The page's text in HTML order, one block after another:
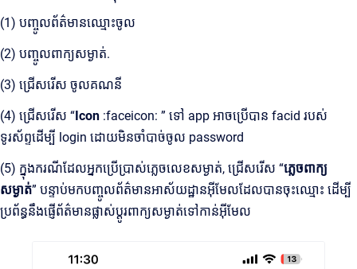
(1) បញ្ចូលព័ត៌មានឈ្មោះចូល
(2) បញ្ចូលពាក្យសម្ងាត់.
(3) ជ្រើសរើស ចូលគណនី
(4) ជ្រើសរើស “Icon :faceicon: ” ទៅ app អាចប្រើបាន facid របស់
ទូរស័ព្ទដើម្បី login ដោយមិនចាំបាច់ចូល password
(5) ក្នុងករណីដែលអ្នកប្រើប្រាស់ភ្លេចលេខសម្ងាត់, ជ្រើសរើស “ភ្លេចពាក្យ
សម្ងាត់” បន្ទាប់មកបញ្ចូលព័ត៌មានអាស័យដ្ឋានអ៊ីមែលដែលបានចុះឈ្មោះ ដើម្បី
ប្រព័ន្ធនឹងផ្ញើព័ត៌មានផ្លាស់ប្តូរពាក្យសម្ងាត់ទៅកាន់អ៊ីមែល